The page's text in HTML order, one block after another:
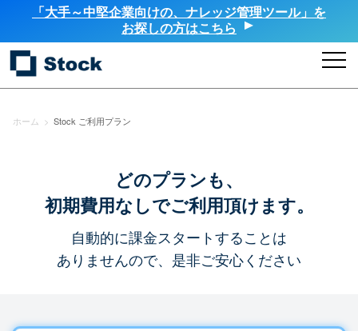
「大手～中堅企業向けの、ナレッジ管理ツール」を
お探しの方はこちら
ホーム > Stock ご利用プラン
どのプランも、
初期費用なしでご利用頂けます。
自動的に課金スタートすることは
ありませんので、是非ご安心ください